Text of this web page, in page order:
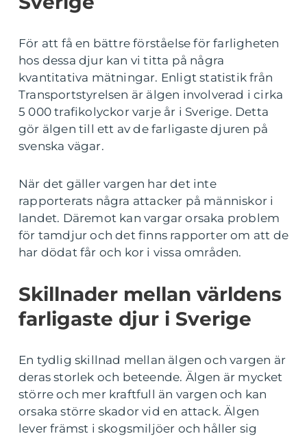
För att få en bättre förståelse för farligheten
hos dessa djur kan vi titta på några
kvantitativa mätningar. Enligt statistik från
Transportstyrelsen är älgen involverad i cirka
5 000 trafikolyckor varje år i Sverige. Detta
gör älgen till ett av de farligaste djuren på
svenska vägar.
När det gäller vargen har det inte
rapporterats några attacker på människor i
landet. Däremot kan vargar orsaka problem
för tamdjur och det finns rapporter om att de
har dödat får och kor i vissa områden.
Skillnader mellan världens
farligaste djur i Sverige
En tydlig skillnad mellan älgen och vargen är
deras storlek och beteende. Älgen är mycket
större och mer kraftfull än vargen och kan
orsaka större skador vid en attack. Älgen
lever främst i skogsmiljöer och håller sig